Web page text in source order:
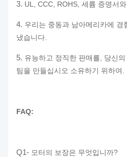
3. UL, CCC, ROHS, 세륨 증명서
4. 우리는 중동과 남아메리카에 경
냈습니다.
5. 유능하고 정직한 판매를, 당신
팀을 만들십시오 소유하기 위하여.
FAQ:
Q1- 모터의 보장은 무엇입니까?